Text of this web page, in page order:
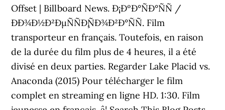
Offset | Billboard News. Ð¡ÐºÐ°ÑÐ°ÑÑ /
ÐÐ¾Ð½Ð²ÐµÑÑÐ¸ÑÐ¾Ð²Ð°ÑÑ. Film
transporteur en français. Toutefois, en raison
de la durée du film plus de 4 heures, il a été
divisé en deux parties. Regarder Lake Placid vs.
Anaconda (2015) Pour télécharger le film
complet en streaming en ligne HD. 1:30. Film